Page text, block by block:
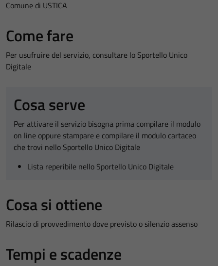
Comune di USTICA
Come fare
Per usufruire del servizio, consultare lo Sportello Unico
Digitale
Cosa serve
Per attivare il servizio bisogna prima compilare il modulo
on line oppure stampare e compilare il modulo cartaceo
che trovi nello Sportello Unico Digitale
Lista reperibile nello Sportello Unico Digitale
Cosa si ottiene
Rilascio di provvedimento dove previsto o silenzio assenso
Tempi e scadenze